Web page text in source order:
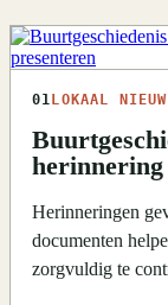
01 LOKAAL
herinnering
Herinneringen
documenten
zorgvuldig te